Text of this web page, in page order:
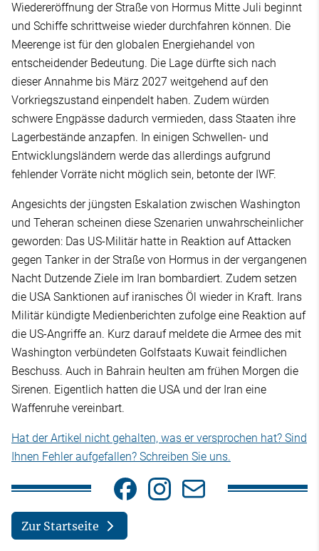
Wiedereröffnung der Straße von Hormus Mitte Juli beginnt
und Schiffe schrittweise wieder durchfahren können. Die
Meerenge ist für den globalen Energiehandel von
entscheidender Bedeutung. Die Lage dürfte sich nach
dieser Annahme bis März 2027 weitgehend auf den
Vorkriegszustand einpendelt haben. Zudem würden
schwere Engpässe dadurch vermieden, dass Staaten ihre
Lagerbestände anzapfen. In einigen Schwellen- und
Entwicklungsländern werde das allerdings aufgrund
fehlender Vorräte nicht möglich sein, betonte der IWF.
Angesichts der jüngsten Eskalation zwischen Washington
und Teheran scheinen diese Szenarien unwahrscheinlicher
geworden: Das US-Militär hatte in Reaktion auf Attacken
gegen Tanker in der Straße von Hormus in der vergangenen
Nacht Dutzende Ziele im Iran bombardiert. Zudem setzen
die USA Sanktionen auf iranisches Öl wieder in Kraft. Irans
Militär kündigte Medienberichten zufolge eine Reaktion auf
die US-Angriffe an. Kurz darauf meldete die Armee des mit
Washington verbündeten Golfstaats Kuwait feindlichen
Beschuss. Auch in Bahrain heulten am frühen Morgen die
Sirenen. Eigentlich hatten die USA und der Iran eine
Waffenruhe vereinbart.
Hat der Artikel nicht gehalten, was er versprochen hat? Sind
Ihnen Fehler aufgefallen? Schreiben Sie uns.
Zur Startseite